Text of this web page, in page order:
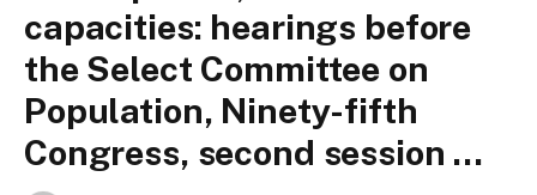
capacities: hearings before
the Select Committee on
Population, Ninety-fifth
Congress, second session …